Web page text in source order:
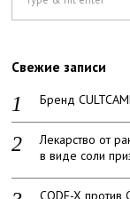
Свежие записи
Бренд
Лекарство от
в виде соли
CODE-X против